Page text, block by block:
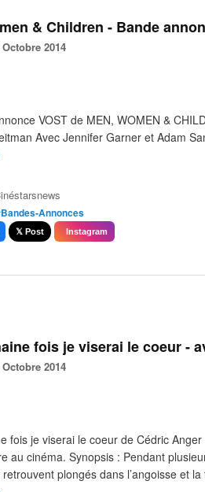
& Children - Bande
Octobre 2014
VOST de MEN, WOMEN &
Avec Jennifer Garner et Adam
Annonces
𝕏 Post Instagram
fois je viserai le coeur -
Octobre 2014
fois je viserai le coeur de Cédric
au cinéma. Synopsis : Pendant
retrouvent plongés dans l’angoisse et